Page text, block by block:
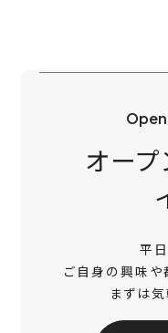
オープ
平
ご自身の興味や
まずは